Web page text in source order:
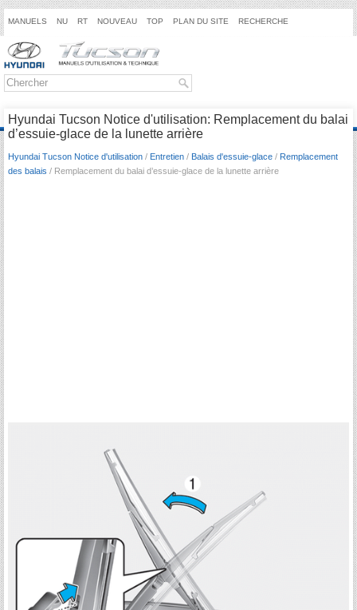
MANUELS NU RT NOUVEAU TOP PLAN DU SITE RECHERCHE
Hyundai Tucson Notice d'utilisation: Remplacement du balai
d’essuie-glace de la lunette arrière
Hyundai Tucson Notice d'utilisation / Entretien / Balais d'essuie-glace / Remplacement
des balais / Remplacement du balai d’essuie-glace de la lunette arrière